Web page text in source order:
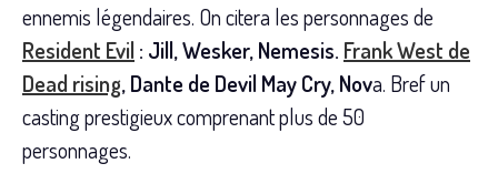
ennemis légendaires. On citera les personnages de
Resident Evil : Jill, Wesker, Nemesis. Frank West de
Dead rising, Dante de Devil May Cry, Nova. Bref un
casting prestigieux comprenant plus de 50
personnages.